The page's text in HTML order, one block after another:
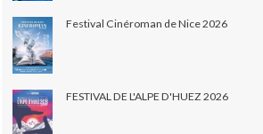
Festival Cinéroman de Nice 2026
FESTIVAL DE L'ALPE D'HUEZ 2026